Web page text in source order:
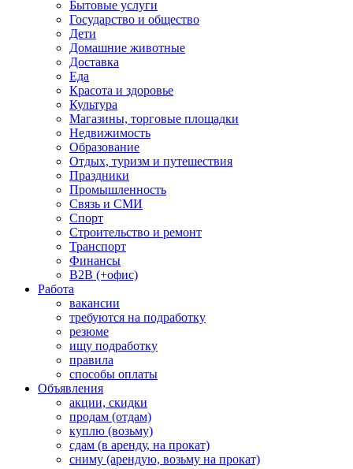
Бытовые услуги
Государство и общество
Дети
Домашние животные
Доставка
Еда
Красота и здоровье
Культура
Магазины, торговые площадки
Недвижимость
Образование
Отдых, туризм и путешествия
Праздники
Промышленность
Связь и СМИ
Спорт
Строительство и ремонт
Транспорт
Финансы
B2B (+офис)
Работа
вакансии
требуются на подработку
резюме
ищу подработку
правила
способы оплаты
Объявления
акции, скидки
продам (отдам)
куплю (возьму)
сдам (в аренду, на прокат)
сниму (арендую, возьму на прокат)